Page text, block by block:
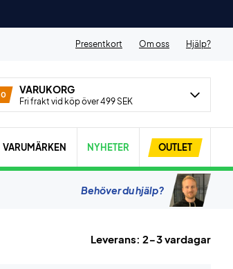
Presentkort Om oss Hjälp?
0 VARUKORG
Fri frakt vid köp över 499 SEK
VARUMÄRKEN NYHETER OUTLET
Behöver du hjälp?
Leverans: 2-3 vardagar